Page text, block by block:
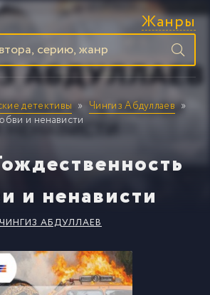
Жанры
детективы
Чингиз Абдуллаев
и ненависти
и ненависти
ЧИНГИЗ АБДУЛЛАЕВ